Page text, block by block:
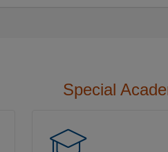
Special